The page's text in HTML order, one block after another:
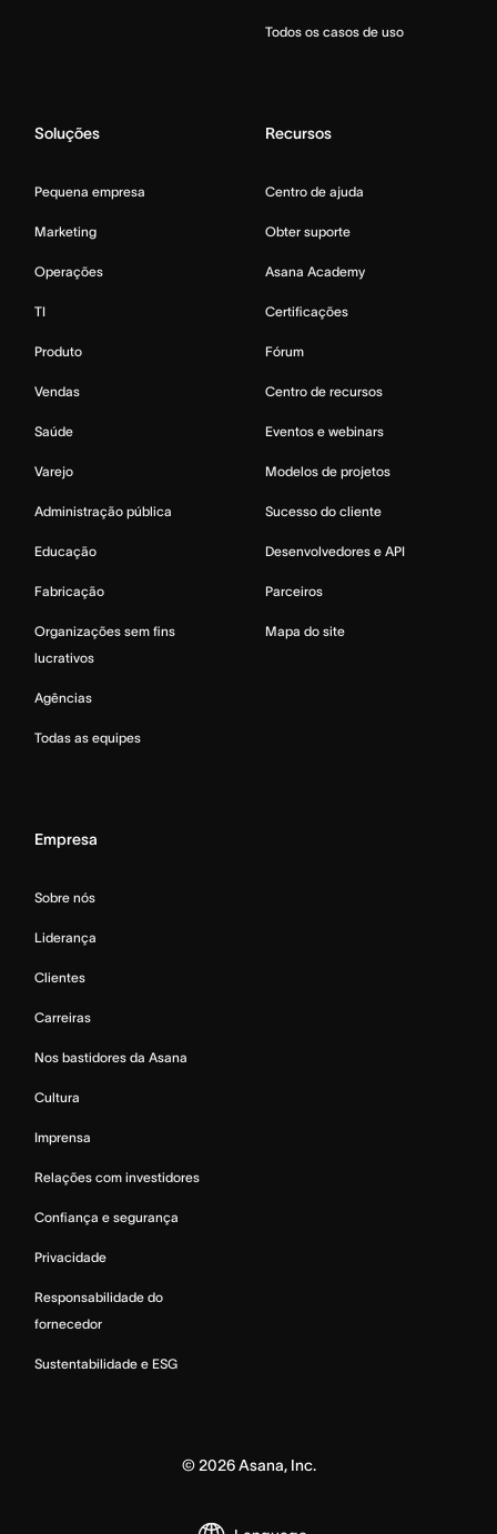
Todos os casos de uso
Soluções
Pequena empresa
Marketing
Operações
TI
Produto
Vendas
Saúde
Varejo
Administração pública
Educação
Fabricação
Organizações sem fins
lucrativos
Agências
Todas as equipes
Recursos
Centro de ajuda
Obter suporte
Asana Academy
Certificações
Fórum
Centro de recursos
Eventos e webinars
Modelos de projetos
Sucesso do cliente
Desenvolvedores e API
Parceiros
Mapa do site
Empresa
Sobre nós
Liderança
Clientes
Carreiras
Nos bastidores da Asana
Cultura
Imprensa
Relações com investidores
Confiança e segurança
Privacidade
Responsabilidade do
fornecedor
Sustentabilidade e ESG
© 2026Asana, Inc.